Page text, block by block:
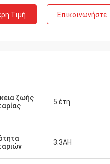
Τιμή Επικοινωνήστε
ζωής
5 έτη
3.3AH